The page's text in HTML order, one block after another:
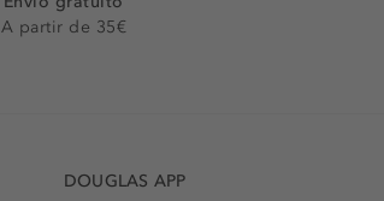
A partir de 35€
DOUGLAS APP